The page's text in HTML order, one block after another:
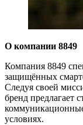
О компании 8849
Компания 8849
защищённых
Следуя своей
бренд предлагает
условиях.